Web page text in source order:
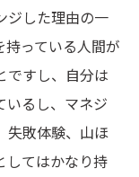
ジした理由の一
持っている人間が
ですし、自分は
いるし、マネジ
失敗体験、山ほ
してはかなり持